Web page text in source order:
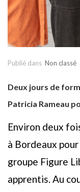
Publié dans Non classé
Deux jours de
Patricia Rameau
Environ deux
à Bordeaux
groupe Figure
apprentis. Au